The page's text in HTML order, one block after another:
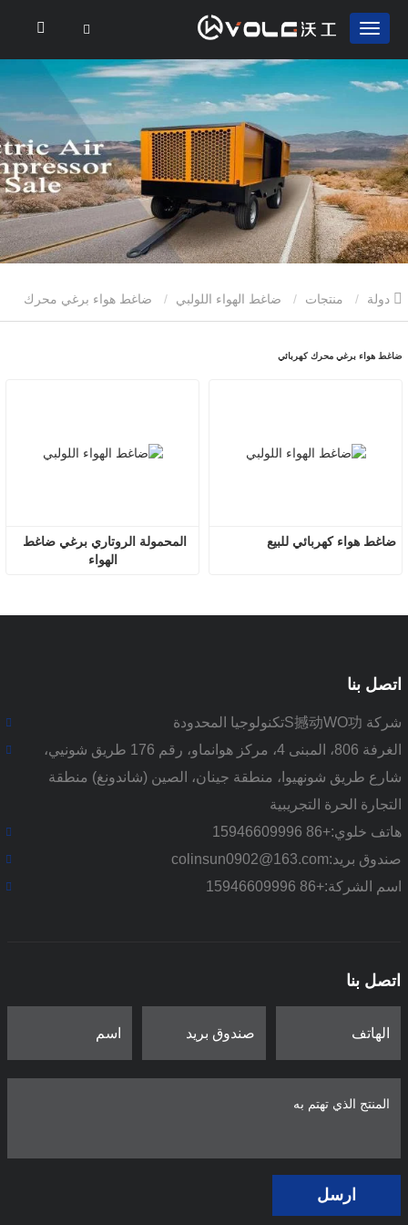
منتجات ضاغط الهواء اللولبي ضاغط هواء برغي محرك
ضاغط هواء برغي محرك كهربائي
الهواء
ضاغط هواء كهربائي للبيع
اتصل بنا
شركة S撼动WO功تكنولوجيا المحدودة
الغرفة 806، المبنى 4، مركز هوانماو، رقم 176 طريق شونيي،
شارع طريق شونهيوا، منطقة جينان، الصين (شاندونغ) منطقة
التجارة الحرة التجريبية
هاتف خلوي:+86 15946609996
صندوق بريد:colinsun0902@163.com
اسم الشركة:+86 15946609996
اتصل بنا
ارسل